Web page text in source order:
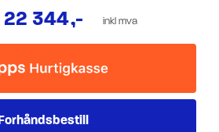
22 344,- inkl mva